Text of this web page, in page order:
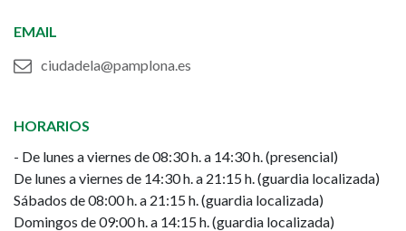
EMAIL
ciudadela@pamplona.es
HORARIOS
- De lunes a viernes de 08:30 h. a 14:30 h. (presencial)
De lunes a viernes de 14:30 h. a 21:15 h. (guardia localizada)
Sábados de 08:00 h. a 21:15 h. (guardia localizada)
Domingos de 09:00 h. a 14:15 h. (guardia localizada)